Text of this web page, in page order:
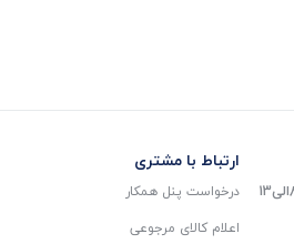
ارتباط با مشتری
درخواست پنل همکار
اعلام کالای مرجوعی